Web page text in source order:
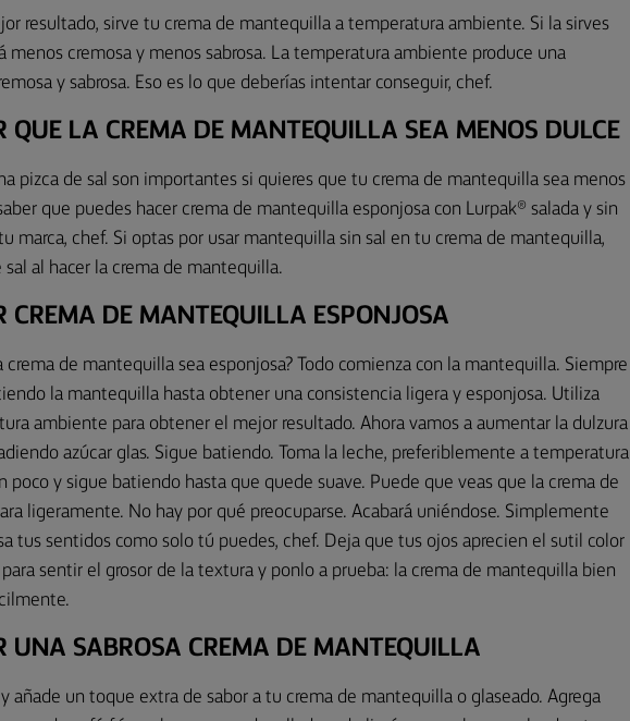
resultado, sirve tu crema de mantequilla a temperatura ambiente. Si la sirves
menos cremosa y menos sabrosa. La temperatura ambiente produce una
y sabrosa. Eso es lo que deberías intentar conseguir, chef.
QUE LA CREMA DE MANTEQUILLA SEA MENOS DULCE
pizca de sal son importantes si quieres que tu crema de mantequilla sea menos
que puedes hacer crema de mantequilla esponjosa con Lurpak® salada y sin
marca, chef. Si optas por usar mantequilla sin sal en tu crema de mantequilla,
sal al hacer la crema de mantequilla.
CREMA DE MANTEQUILLA ESPONJOSA
crema de mantequilla sea esponjosa? Todo comienza con la mantequilla. Siempre
la mantequilla hasta obtener una consistencia ligera y esponjosa. Utiliza
ambiente para obtener el mejor resultado. Ahora vamos a aumentar la dulzura
azúcar glas. Sigue batiendo. Toma la leche, preferiblemente a temperatura
poco y sigue batiendo hasta que quede suave. Puede que veas que la crema de
ligeramente. No hay por qué preocuparse. Acabará uniéndose. Simplemente
tus sentidos como solo tú puedes, chef. Deja que tus ojos aprecien el sutil color
sentir el grosor de la textura y ponlo a prueba: la crema de mantequilla bien
UNA SABROSA CREMA DE MANTEQUILLA
añade un toque extra de sabor a tu crema de mantequilla o glaseado. Agrega